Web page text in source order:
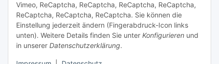
Vimeo, ReCaptcha, ReCaptcha, ReCaptcha, ReCaptcha,
ReCaptcha, ReCaptcha, ReCaptcha. Sie können die
Einstellung jederzeit ändern (Fingerabdruck-Icon links
unten). Weitere Details finden Sie unter Konfigurieren und
in unserer Datenschutzerklärung.